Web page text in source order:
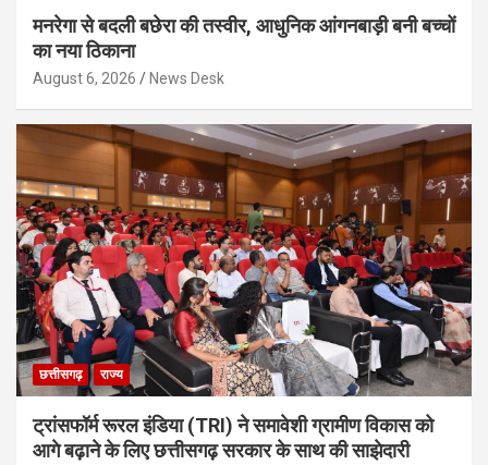
मनरेगा से बदली बछेरा की तस्वीर, आधुनिक आंगनबाड़ी बनी बच्चों
का नया ठिकाना
August 6, 2026 News Desk
छत्तीसगढ़ राज्य
ट्रांसफॉर्म रूरल इंडिया (TRI) ने समावेशी ग्रामीण विकास को
आगे बढ़ाने के लिए छत्तीसगढ़ सरकार के साथ की साझेदारी